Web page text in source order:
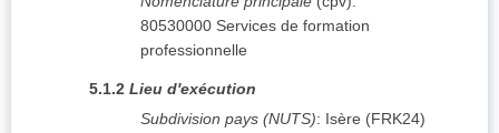
80530000 Services de formation
professionnelle
5.1.2 Lieu d'exécution
Subdivision pays (NUTS): Isère (FRK24)